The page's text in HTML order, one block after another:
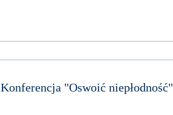
Konferencja "Oswoić niepłodność"